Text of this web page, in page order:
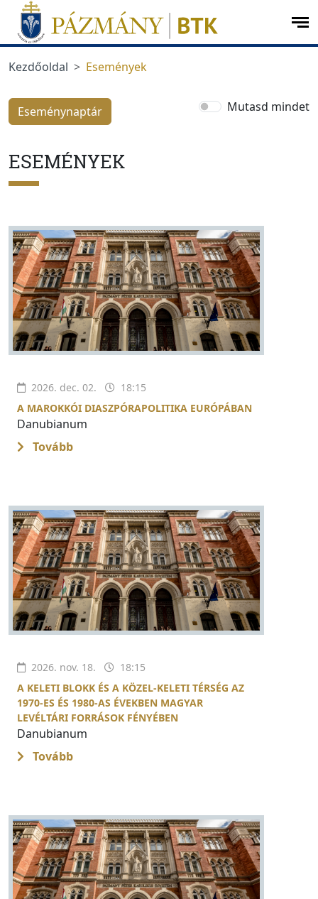
Ugrás a menüre
Ugrás a tartalomra
Kezdőoldal
Események
ESEMÉNYEK
Eseménynaptár Mutasd mindet
2026. dec. 02.
18:15
A MAROKKÓI DIASZPÓRAPOLITIKA EURÓPÁBAN
Danubianum
Tovább
2026. nov. 18.
18:15
A KELETI BLOKK ÉS A KÖZEL-KELETI TÉRSÉG AZ
1970-ES ÉS 1980-AS ÉVEKBEN MAGYAR
LEVÉLTÁRI FORRÁSOK FÉNYÉBEN
Danubianum
Tovább